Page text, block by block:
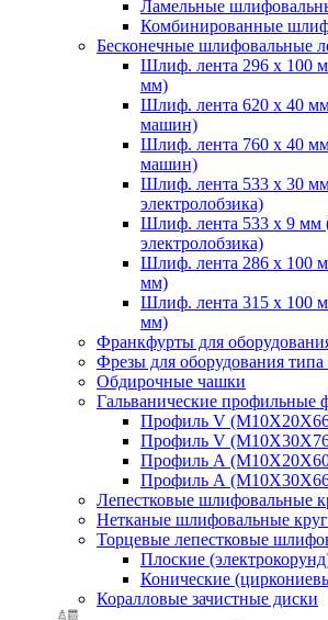
Ламельные
Комбинированные
Бесконечные шлифовальные
Шлиф. лента 296 х 100
мм)
Шлиф. лента 620 х 40
машин)
Шлиф. лента 760 х 40
машин)
Шлиф. лента 533 х 30
электролобзика)
Шлиф. лента 533 х 9 мм
электролобзика)
Шлиф. лента 286 х 100
мм)
Шлиф. лента 315 х 100
мм)
Франкфурты для
Фрезы для оборудования
Обдирочные чашки
Гальванические профильные
Профиль V
Профиль V
Профиль А
Профиль А
Лепестковые шлифовальные
Нетканые шлифовальные
Торцевые лепестковые
Плоские
Конические
Коралловые зачистные диски